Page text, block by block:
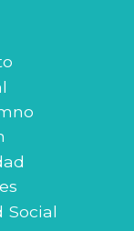
Social